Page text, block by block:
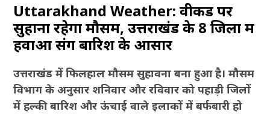
Uttarakhand Weather: वीकेंड पर
सुहाना रहेगा मौसम, उत्तराखंड के 8 जिलों में
हवाओं संग बारिश के आसार
उत्तराखंड में फिलहाल मौसम सुहावना बना हुआ है। मौसम
विभाग के अनुसार शनिवार और रविवार को पहाड़ी जिलों
में हल्की बारिश और ऊंचाई वाले इलाकों में बर्फबारी हो